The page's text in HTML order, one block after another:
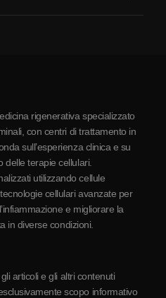
rigenerativa specializzato
con centri di trattamento in
sull’esperienza clinica e su
terapie cellulari.
utilizzando cellule
cellulari avanzate per
e migliorare la
in diverse condizioni.
articoli e gli altri contenuti
scopo informativo